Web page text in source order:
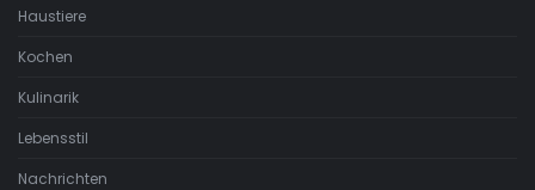
Haustiere
Kochen
Kulinarik
Lebensstil
Nachrichten